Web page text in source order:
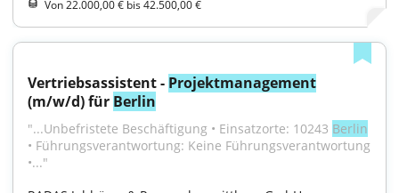
Von 22.000,00 € bis 42.500,00 €
Vertriebsassistent - Projektmanagement
(m/w/d) für Berlin
"...Unbefristete Beschäftigung • Einsatzorte: 10243 Berlin
• Führungsverantwortung: Keine Führungsverantwortung
•..."